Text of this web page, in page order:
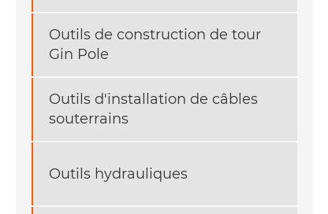
Outils de construction de tour
Gin Pole
Outils d'installation de câbles
souterrains
Outils hydrauliques